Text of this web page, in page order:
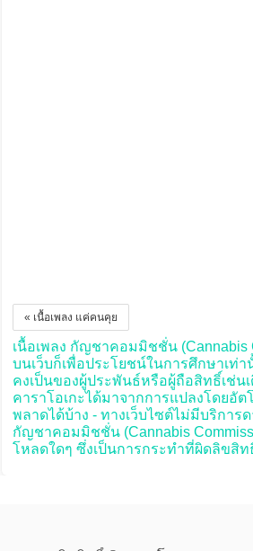
« เนื้อเพลง แค่คนคุย
เนื้อเพลง กัญชาคอมมิชชั่น (Cannabis
บนเว็บก็เพื่อประโยชน์ในการศึกษาเท่า
คงเป็นของผู้ประพันธ์หรือผู้ถือสิทธิ์เช่นเ
คาราโอเกะได้มาจากการแปลงโดยอั
พลาดได้บ้าง - ทางเว็บไซต์ไม่มีบริการ
กัญชาคอมมิชชั่น (Cannabis
โหลดใดๆ ซึ่งเป็นการกระทำที่ผิดลิขสิท